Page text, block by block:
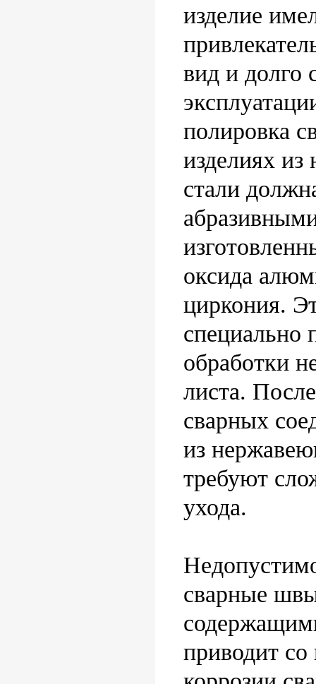
изделие
вид и долго
полировка
изделиях
стали
оксида
циркония.
специально
обработки
листа.
сварных
из
требуют
ухода.
сварные
приводит